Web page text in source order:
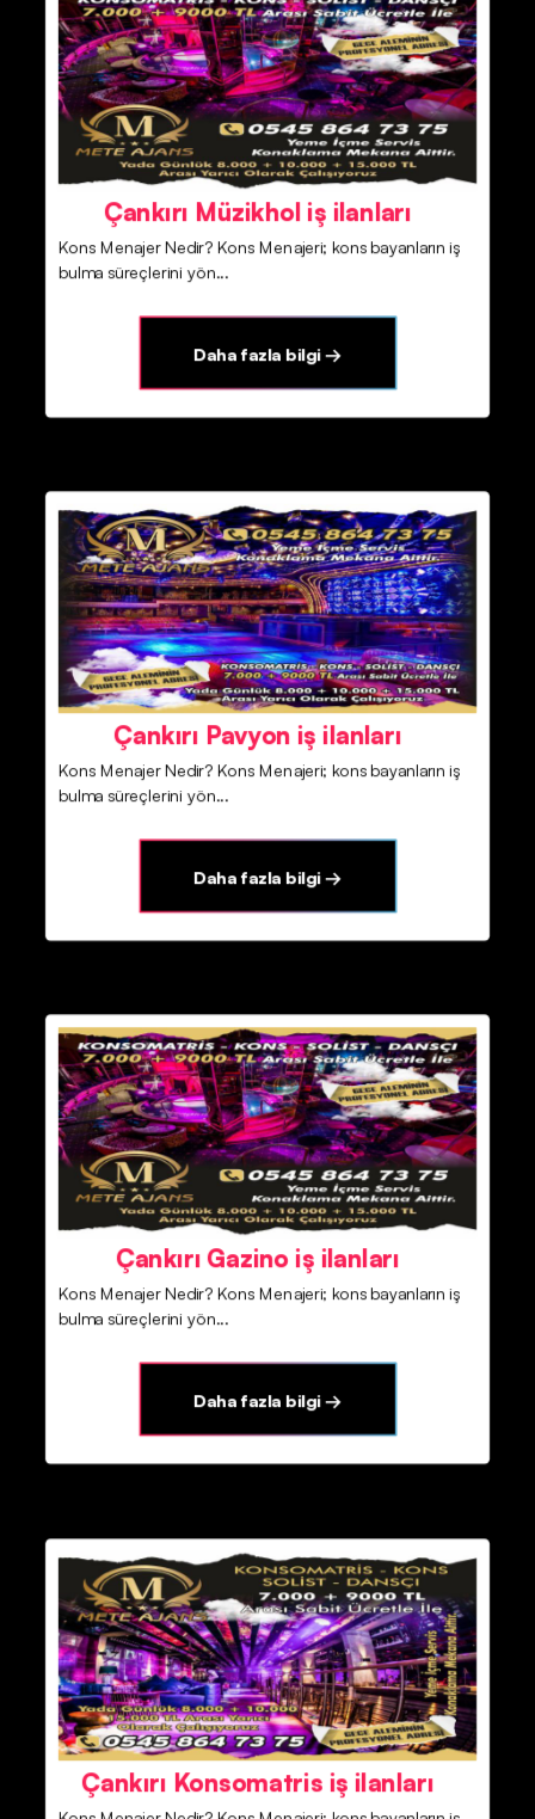
Çankırı Müzikhol iş ilanları
Kons Menajer Nedir? Kons Menajeri; kons bayanların iş
bulma süreçlerini yön...
Daha fazla bilgi →
Çankırı Pavyon iş ilanları
Kons Menajer Nedir? Kons Menajeri; kons bayanların iş
bulma süreçlerini yön...
Daha fazla bilgi →
Çankırı Gazino iş ilanları
Kons Menajer Nedir? Kons Menajeri; kons bayanların iş
bulma süreçlerini yön...
Daha fazla bilgi →
Çankırı Konsomatris iş ilanları